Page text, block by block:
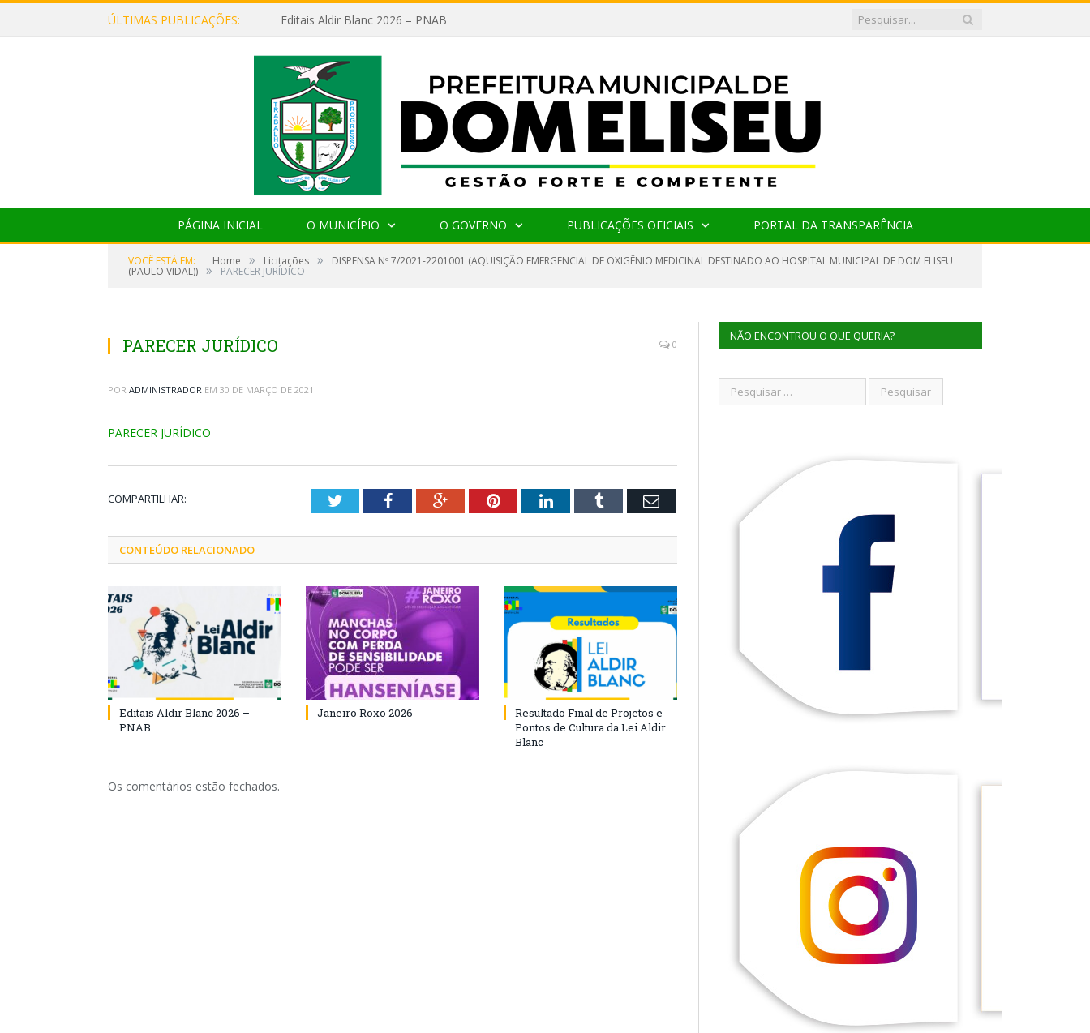
ÚLTIMAS PUBLICAÇÕES: Editais Aldir Blanc 2026 – PNAB
PÁGINA INICIAL O MUNICÍPIO O GOVERNO PUBLICAÇÕES OFICIAIS PORTAL DA TRANSPARÊNCIA
VOCÊ ESTÁ EM: Home » Licitações » DISPENSA Nº 7/2021-2201001 (AQUISIÇÃO EMERGENCIAL DE OXIGÊNIO MEDICINAL DESTINADO AO HOSPITAL MUNICIPAL DE DOM ELISEU
(PAULO VIDAL)) » PARECER JURÍDICO
PARECER JURÍDICO 0
POR ADMINISTRADOR EM 30 DE MARÇO DE 2021
PARECER JURÍDICO
COMPARTILHAR: TwitterFacebookGoogle+PinterestLinkedInTumblr Email
CONTEÚDO RELACIONADO
Editais Aldir Blanc 2026 –
PNAB
Janeiro Roxo 2026
Resultado Final de Projetos e
Pontos de Cultura da Lei Aldir
Blanc
Os comentários estão fechados.
NÃO ENCONTROU O QUE QUERIA?